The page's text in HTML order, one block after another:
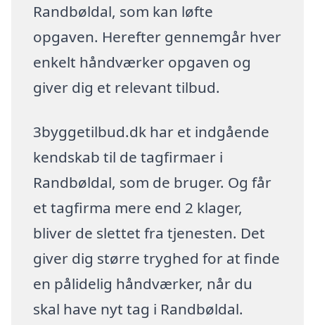
Randbøldal, som kan løfte
opgaven. Herefter gennemgår hver
enkelt håndværker opgaven og
giver dig et relevant tilbud.
3byggetilbud.dk har et indgående
kendskab til de tagfirmaer i
Randbøldal, som de bruger. Og får
et tagfirma mere end 2 klager,
bliver de slettet fra tjenesten. Det
giver dig større tryghed for at finde
en pålidelig håndværker, når du
skal have nyt tag i Randbøldal.